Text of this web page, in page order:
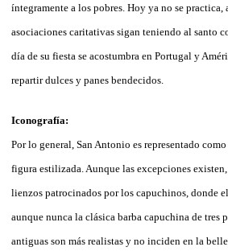
íntegramente a los pobres. Hoy ya no se practica,
asociaciones caritativas sigan teniendo al santo
día de su fiesta se acostumbra en Portugal y
repartir dulces y panes bendecidos.
Iconografía:
Por lo general, San Antonio es representado
figura estilizada. Aunque las excepciones
lienzos patrocinados por los capuchinos, donde
aunque nunca la clásica barba capuchina de tres
antiguas son más realistas y no inciden en la